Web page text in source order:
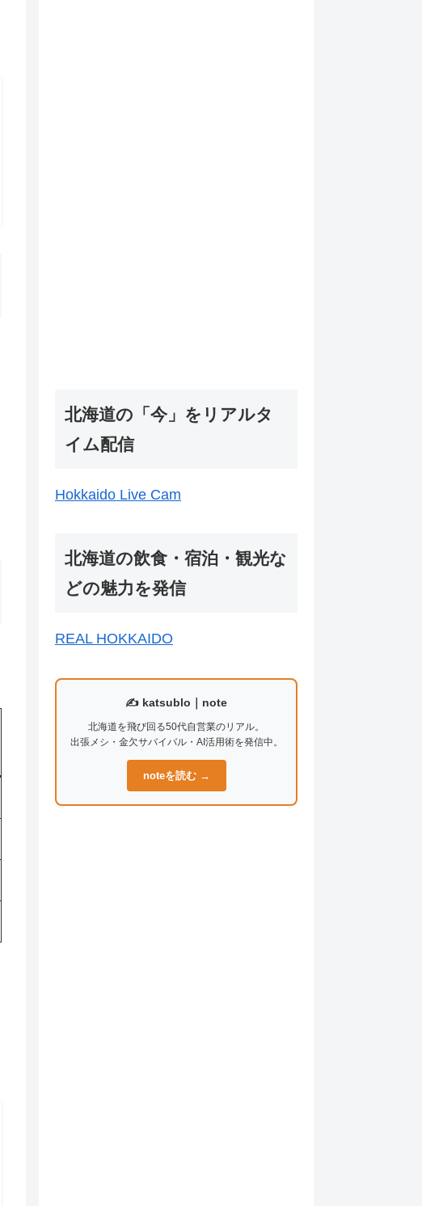
北海道の「今」をリアルタ
イム配信
Hokkaido Live Cam
北海道の飲食・宿泊・観光な
どの魅力を発信
REAL HOKKAIDO
✍️ katsublo｜note
北海道を飛び回る50代自営業のリアル。
出張メシ・金欠サバイバル・AI活用術を発信中。
noteを読む →